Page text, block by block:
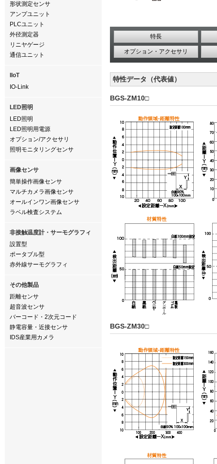
形状測定センサ
アンプユニット
PLCユニット
外径測定器
リニヤゲージ
通信ユニット
IIoT
IO-Link
LED照明
LED照明
LED照明用電源
オプション/アクセサリ
照明モニタリングセンサ
画像センサ
簡単操作画像センサ
マルチカメラ画像センサ
オールインワン画像センサ
ラベル検査システム
非接触温度計・サーモグラフィ
設置型
ポータブル型
赤外線サーモグラフィ
その他製品
距離センサ
超音波センサ
バーコード・2次元コード
静電容量・近接センサ
IDS産業用カメラ
特長
オプション・アクセサリ
特性データ（代表値）
BGS-ZM10□
BGS-ZM30□